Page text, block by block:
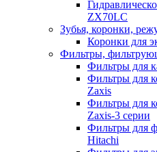
ZX70LC
Зубья, коронки,
Коронки для
Фильтры,
Фильтры для
Фильтры для
Zaxis
Фильтры для
Zaxis-3 серии
Фильтры для
Hitachi